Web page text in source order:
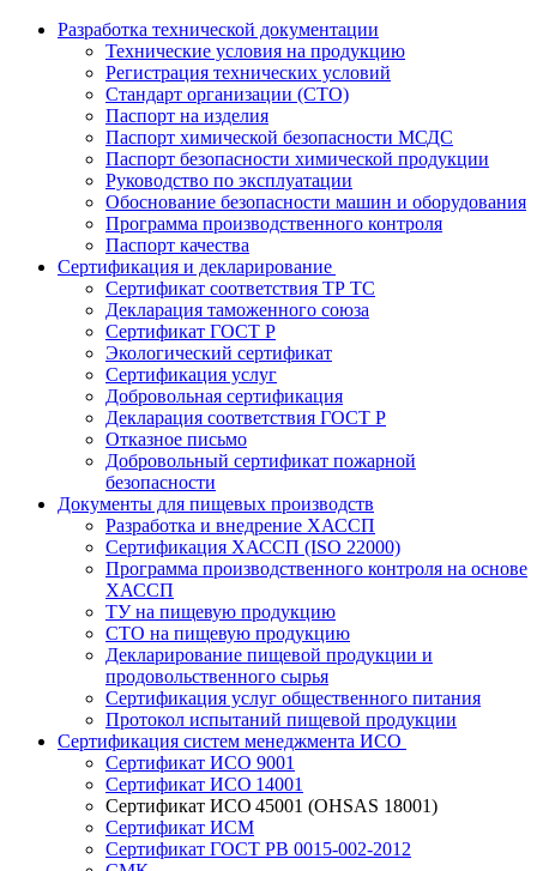
Разработка технической документации
Технические условия на продукцию
Регистрация технических условий
Стандарт организации (СТО)
Паспорт на изделия
Паспорт химической безопасности МСДС
Паспорт безопасности химической продукции
Руководство по эксплуатации
Обоснование безопасности машин и оборудования
Программа производственного контроля
Паспорт качества
Сертификация и декларирование
Сертификат соответствия ТР ТС
Декларация таможенного союза
Сертификат ГОСТ Р
Экологический сертификат
Сертификация услуг
Добровольная сертификация
Декларация соответствия ГОСТ Р
Отказное письмо
Добровольный сертификат пожарной
безопасности
Документы для пищевых производств
Разработка и внедрение ХАССП
Сертификация ХАССП (ISO 22000)
Программа производственного контроля на основе
ХАССП
ТУ на пищевую продукцию
СТО на пищевую продукцию
Декларирование пищевой продукции и
продовольственного сырья
Сертификация услуг общественного питания
Протокол испытаний пищевой продукции
Сертификация систем менеджмента ИСО
Сертификат ИСО 9001
Сертификат ИСО 14001
Сертификат ИСО 45001 (OHSAS 18001)
Сертификат ИСМ
Сертификат ГОСТ РВ 0015-002-2012